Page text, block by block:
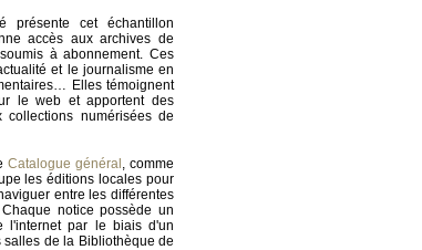
présente cet échantillon
accès aux archives de
à abonnement. Ces
et le journalisme en
Elles témoignent
le web et apportent des
numérisées de
Catalogue général , comme
les éditions locales pour
entre les différentes
notice possède un
l'internet par le biais d'un
de la Bibliothèque de